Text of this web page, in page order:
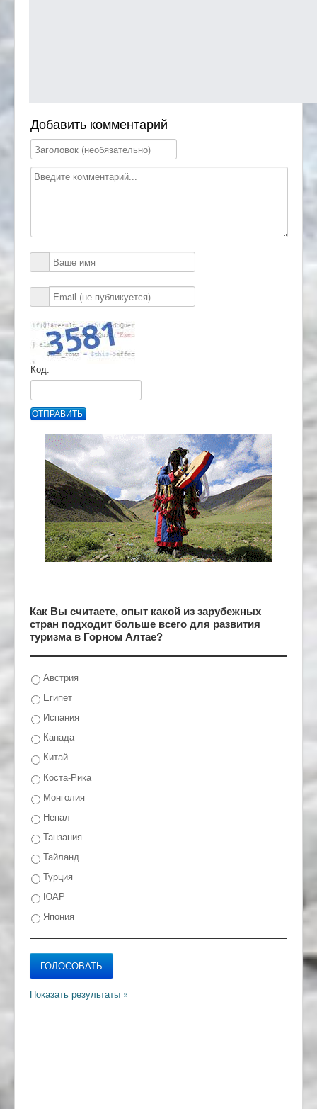
Добавить комментарий
Код:
ОТПРАВИТЬ
Как Вы считаете, опыт какой из зарубежных
стран подходит больше всего для развития
туризма в Горном Алтае?
Австрия
Египет
Испания
Канада
Китай
Коста-Рика
Монголия
Непал
Танзания
Тайланд
Турция
ЮАР
Япония